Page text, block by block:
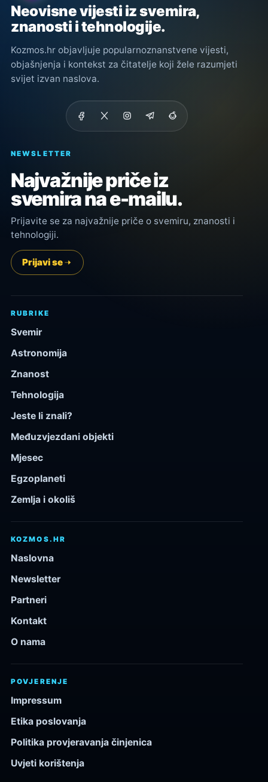
Neovisne vijesti iz svemira,
znanosti i tehnologije.
Kozmos.hr objavljuje popularnoznanstvene vijesti,
objašnjenja i kontekst za čitatelje koji žele razumjeti
svijet izvan naslova.
NEWSLETTER
Najvažnije priče iz
svemira na e-mailu.
Prijavite se za najvažnije priče o svemiru, znanosti i
tehnologiji.
Prijavi se
RUBRIKE
Svemir
Astronomija
Znanost
Tehnologija
Jeste li znali?
Međuzvjezdani objekti
Mjesec
Egzoplaneti
Zemlja i okoliš
KOZMOS.HR
Naslovna
Newsletter
Partneri
Kontakt
O nama
POVJERENJE
Impressum
Etika poslovanja
Politika provjeravanja činjenica
Uvjeti korištenja